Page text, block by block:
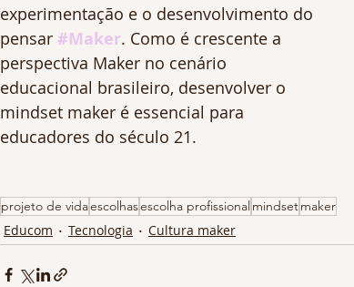
experimentação e o desenvolvimento do
pensar #Maker. Como é crescente a
perspectiva Maker no cenário
educacional brasileiro, desenvolver o
mindset maker é essencial para
educadores do século 21.
projeto de vidaescolhasescolha profissional mindsetmaker
Educom Tecnologia Cultura maker